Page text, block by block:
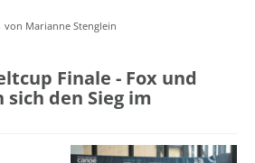
von Marianne Stenglein
Finale - Fox und
den Sieg im